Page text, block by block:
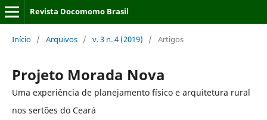
Revista Docomomo Brasil
Início / Arquivos / v. 3 n. 4 (2019) / Artigos
Projeto Morada Nova
Uma experiência de planejamento físico e arquitetura rural
nos sertões do Ceará